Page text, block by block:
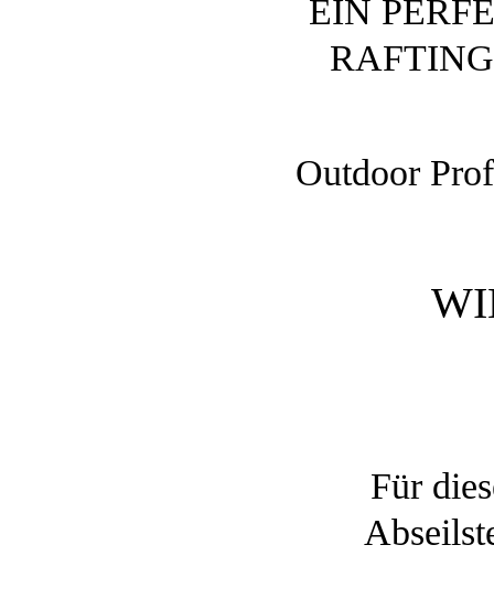
EIN
Outdoor
Für